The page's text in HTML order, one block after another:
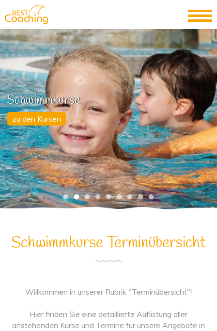
Schwimmkurse
zu den Kursen
Schwimmkurse Terminübersicht
Willkommen in unserer Rubrik "Terminübersicht"!
Hier finden Sie eine detaillierte Auflistung aller
anstehenden Kurse und Termine für unsere Angebote in